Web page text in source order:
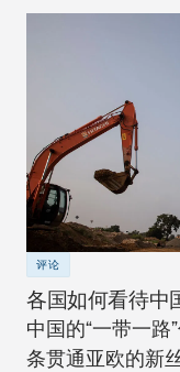
评论
各国如何看待中
中国的“一带一
条贯通亚欧的新